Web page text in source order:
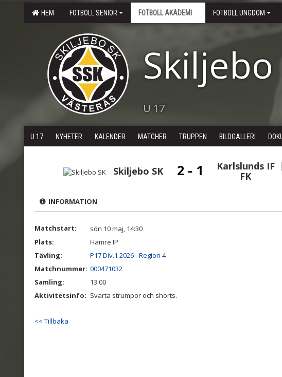
HEM FOTBOLL SENIOR FOTBOLL AKADEMI FOTBOLL UNGDOM
U 17
U 17 NYHETER KALENDER MATCHER TRUPPEN BILDGALLERI
Skiljebo SK 2 - 1
Karlslunds IF
FK
INFORMATION
Matchstart:
sön 10 maj, 14:30
Plats:
Hamre IP
Tävling:
P17 Div.1 2026 - Region 4
Matchnummer: 000471032
Samling:
13:00
Aktivitetsinfo: Svarta strumpor och shorts.
<< Tillbaka